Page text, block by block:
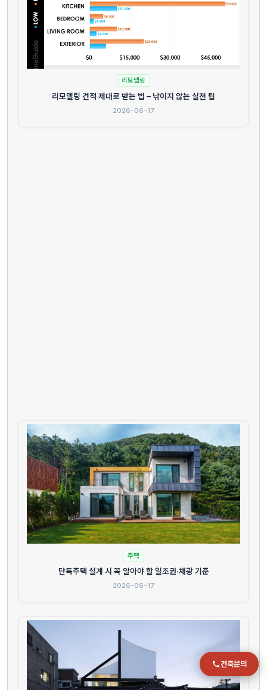
리모델링
리모델링 견적 제대로 받는 법 – 낚이지 않는 실전 팁
2026-06-17
주택
단독주택 설계 시 꼭 알아야 할 일조권·채광 기준
2026-06-17
건축문의
전화
051-711-2397
이메일
jmc@chiho.co.kr
주소